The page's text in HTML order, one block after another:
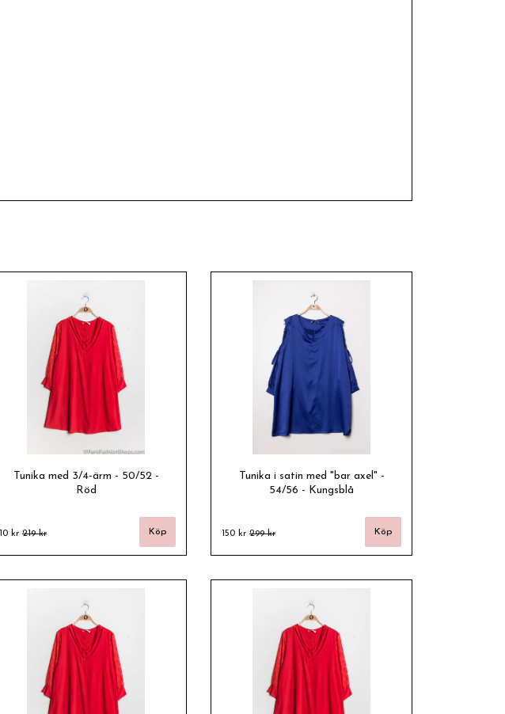
Tunika med 3/4-ärm - 50/52 -
Röd
110 kr 219 kr
Tunika i satin med "bar axel" -
54/56 - Kungsblå
150 kr 299 kr